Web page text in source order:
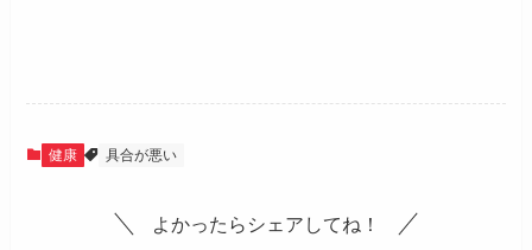
健康 具合が悪い
よかったらシェアしてね！